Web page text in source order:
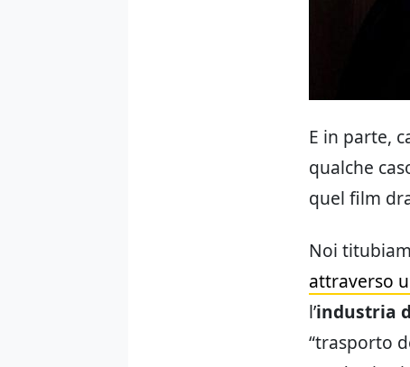
E in parte,
qualche
quel film
Noi
attraverso
l’industria
“trasporto